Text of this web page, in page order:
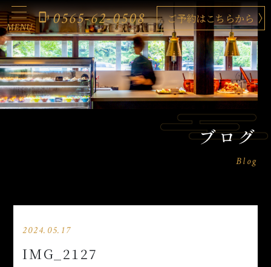
ブログ
Blog
2024.05.17
IMG_2127
MENU
phonelink_ring 0565-62-0508 ご予約はこちらから